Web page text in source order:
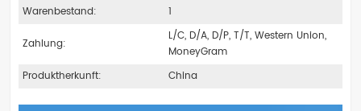
Warenbestand:
1
Zahlung:
L/C, D/A, D/P, T/T, Western Union,
MoneyGram
Produktherkunft:
China